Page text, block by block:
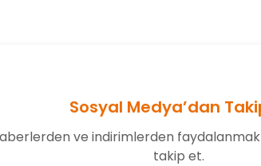
Sosyal Medya’dan
ve indirimlerden
takip et.